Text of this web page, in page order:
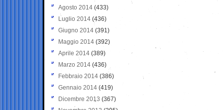
Agosto 2014 (433)
Luglio 2014 (436)
Giugno 2014 (391)
Maggio 2014 (392)
Aprile 2014 (389)
Marzo 2014 (436)
Febbraio 2014 (386)
Gennaio 2014 (419)
Dicembre 2013 (367)